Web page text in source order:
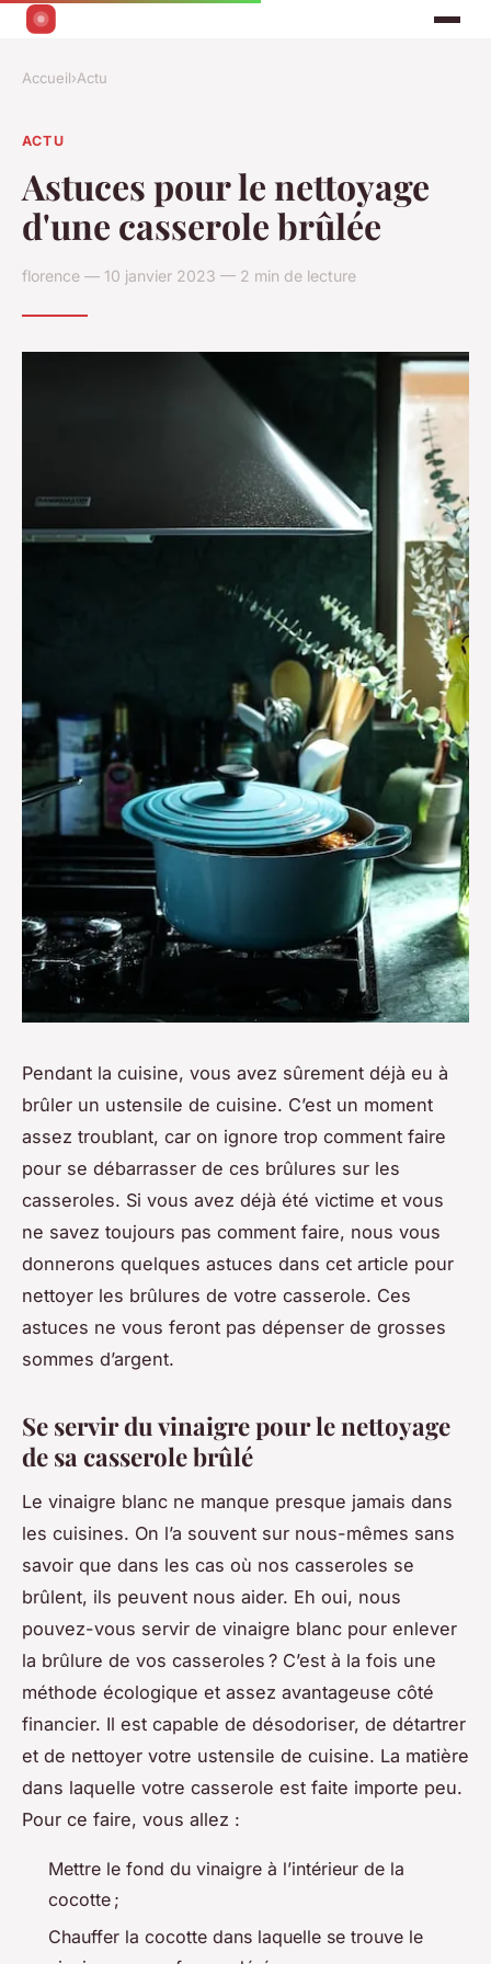
Accueil›Actu
ACTU
Astuces pour le nettoyage
d'une casserole brûlée
florence — 10 janvier 2023 — 2 min de lecture
Pendant la cuisine, vous avez sûrement déjà eu à
brûler un ustensile de cuisine. C’est un moment
assez troublant, car on ignore trop comment faire
pour se débarrasser de ces brûlures sur les
casseroles. Si vous avez déjà été victime et vous
ne savez toujours pas comment faire, nous vous
donnerons quelques astuces dans cet article pour
nettoyer les brûlures de votre casserole. Ces
astuces ne vous feront pas dépenser de grosses
sommes d’argent.
Se servir du vinaigre pour le nettoyage
de sa casserole brûlé
Le vinaigre blanc ne manque presque jamais dans
les cuisines. On l’a souvent sur nous-mêmes sans
savoir que dans les cas où nos casseroles se
brûlent, ils peuvent nous aider. Eh oui, nous
pouvez-vous servir de vinaigre blanc pour enlever
la brûlure de vos casseroles ? C’est à la fois une
méthode écologique et assez avantageuse côté
financier. Il est capable de désodoriser, de détartrer
et de nettoyer votre ustensile de cuisine. La matière
dans laquelle votre casserole est faite importe peu.
Pour ce faire, vous allez :
Mettre le fond du vinaigre à l’intérieur de la
cocotte ;
Chauffer la cocotte dans laquelle se trouve le